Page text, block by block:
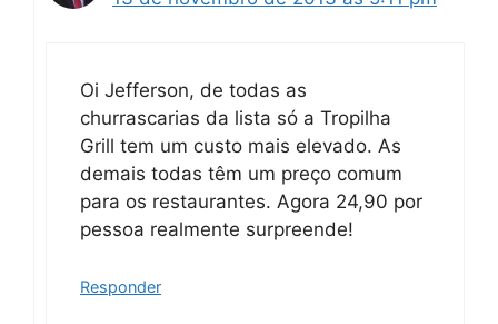
Oi Jefferson, de todas as
churrascarias da lista só a Tropilha
Grill tem um custo mais elevado. As
demais todas têm um preço comum
para os restaurantes. Agora 24,90 por
pessoa realmente surpreende!
Responder